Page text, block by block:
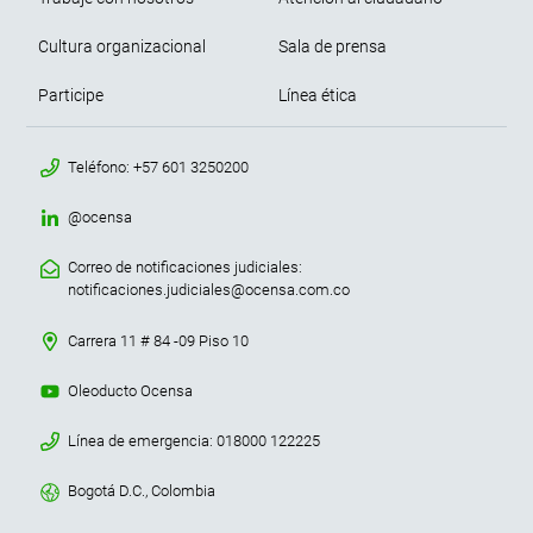
Cultura organizacional Sala de prensa
Participe Línea ética
menu contacto footer
Teléfono: +57 601 3250200
@ocensa
Correo de notificaciones judiciales:
notificaciones.judiciales@ocensa.com.co
Carrera 11 # 84 -09 Piso 10
Oleoducto Ocensa
Línea de emergencia: 018000 122225
Bogotá D.C., Colombia